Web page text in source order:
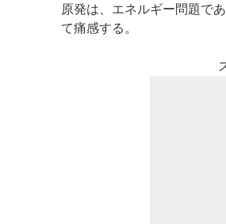
原発は、エネルギー問題で
て痛感する。